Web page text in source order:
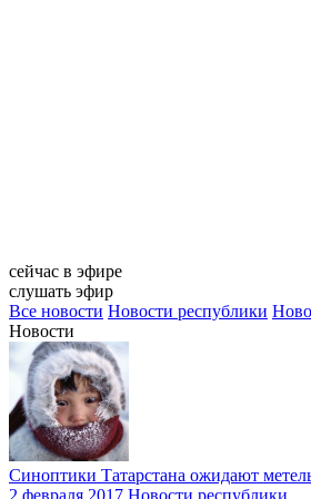
сейчас в эфире
слушать эфир
Все новости Новости республики
Новости
Синоптики Татарстана ожидают